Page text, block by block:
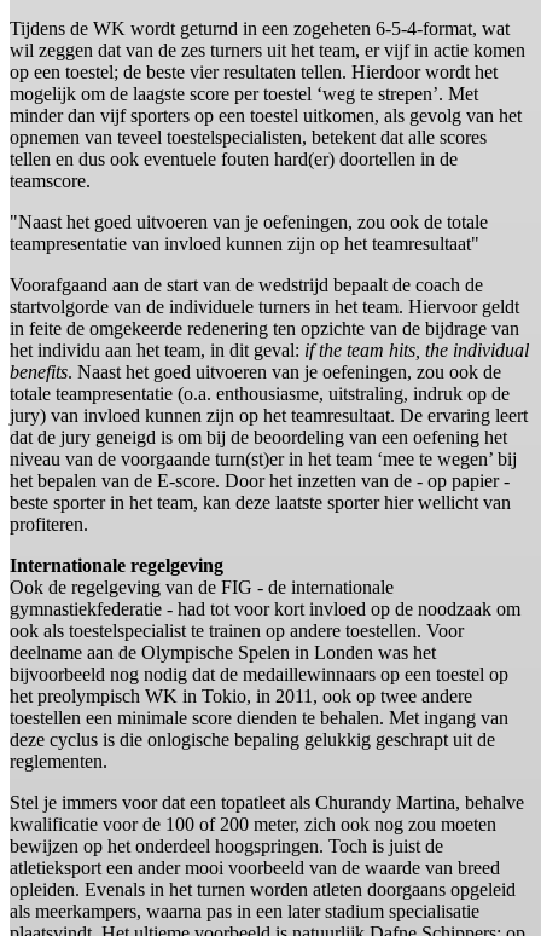
Tijdens de WK wordt geturnd in een zogeheten 6-5-4-format, wat
wil zeggen dat van de zes turners uit het team, er vijf in actie komen
op een toestel; de beste vier resultaten tellen. Hierdoor wordt het
mogelijk om de laagste score per toestel ‘weg te strepen’. Met
minder dan vijf sporters op een toestel uitkomen, als gevolg van het
opnemen van teveel toestelspecialisten, betekent dat alle scores
tellen en dus ook eventuele fouten hard(er) doortellen in de
teamscore.
"Naast het goed uitvoeren van je oefeningen, zou ook de totale
teampresentatie van invloed kunnen zijn op het teamresultaat"
Voorafgaand aan de start van de wedstrijd bepaalt de coach de
startvolgorde van de individuele turners in het team. Hiervoor geldt
in feite de omgekeerde redenering ten opzichte van de bijdrage van
het individu aan het team, in dit geval: if the team hits, the individual
benefits. Naast het goed uitvoeren van je oefeningen, zou ook de
totale teampresentatie (o.a. enthousiasme, uitstraling, indruk op de
jury) van invloed kunnen zijn op het teamresultaat. De ervaring leert
dat de jury geneigd is om bij de beoordeling van een oefening het
niveau van de voorgaande turn(st)er in het team ‘mee te wegen’ bij
het bepalen van de E-score. Door het inzetten van de - op papier -
beste sporter in het team, kan deze laatste sporter hier wellicht van
profiteren.
Internationale regelgeving
Ook de regelgeving van de FIG - de internationale
gymnastiekfederatie - had tot voor kort invloed op de noodzaak om
ook als toestelspecialist te trainen op andere toestellen. Voor
deelname aan de Olympische Spelen in Londen was het
bijvoorbeeld nog nodig dat de medaillewinnaars op een toestel op
het preolympisch WK in Tokio, in 2011, ook op twee andere
toestellen een minimale score dienden te behalen. Met ingang van
deze cyclus is die onlogische bepaling gelukkig geschrapt uit de
reglementen.
Stel je immers voor dat een topatleet als Churandy Martina, behalve
kwalificatie voor de 100 of 200 meter, zich ook nog zou moeten
bewijzen op het onderdeel hoogspringen. Toch is juist de
atletieksport een ander mooi voorbeeld van de waarde van breed
opleiden. Evenals in het turnen worden atleten doorgaans opgeleid
als meerkampers, waarna pas in een later stadium specialisatie